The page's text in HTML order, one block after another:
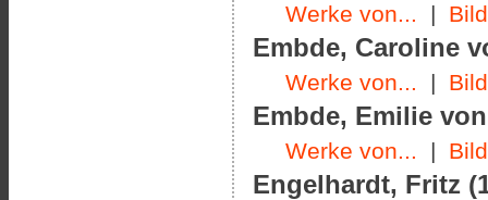
Werke von... |
Embde, Caroline
Werke von... |
Embde, Emilie
Werke von... |
Engelhardt, Fritz